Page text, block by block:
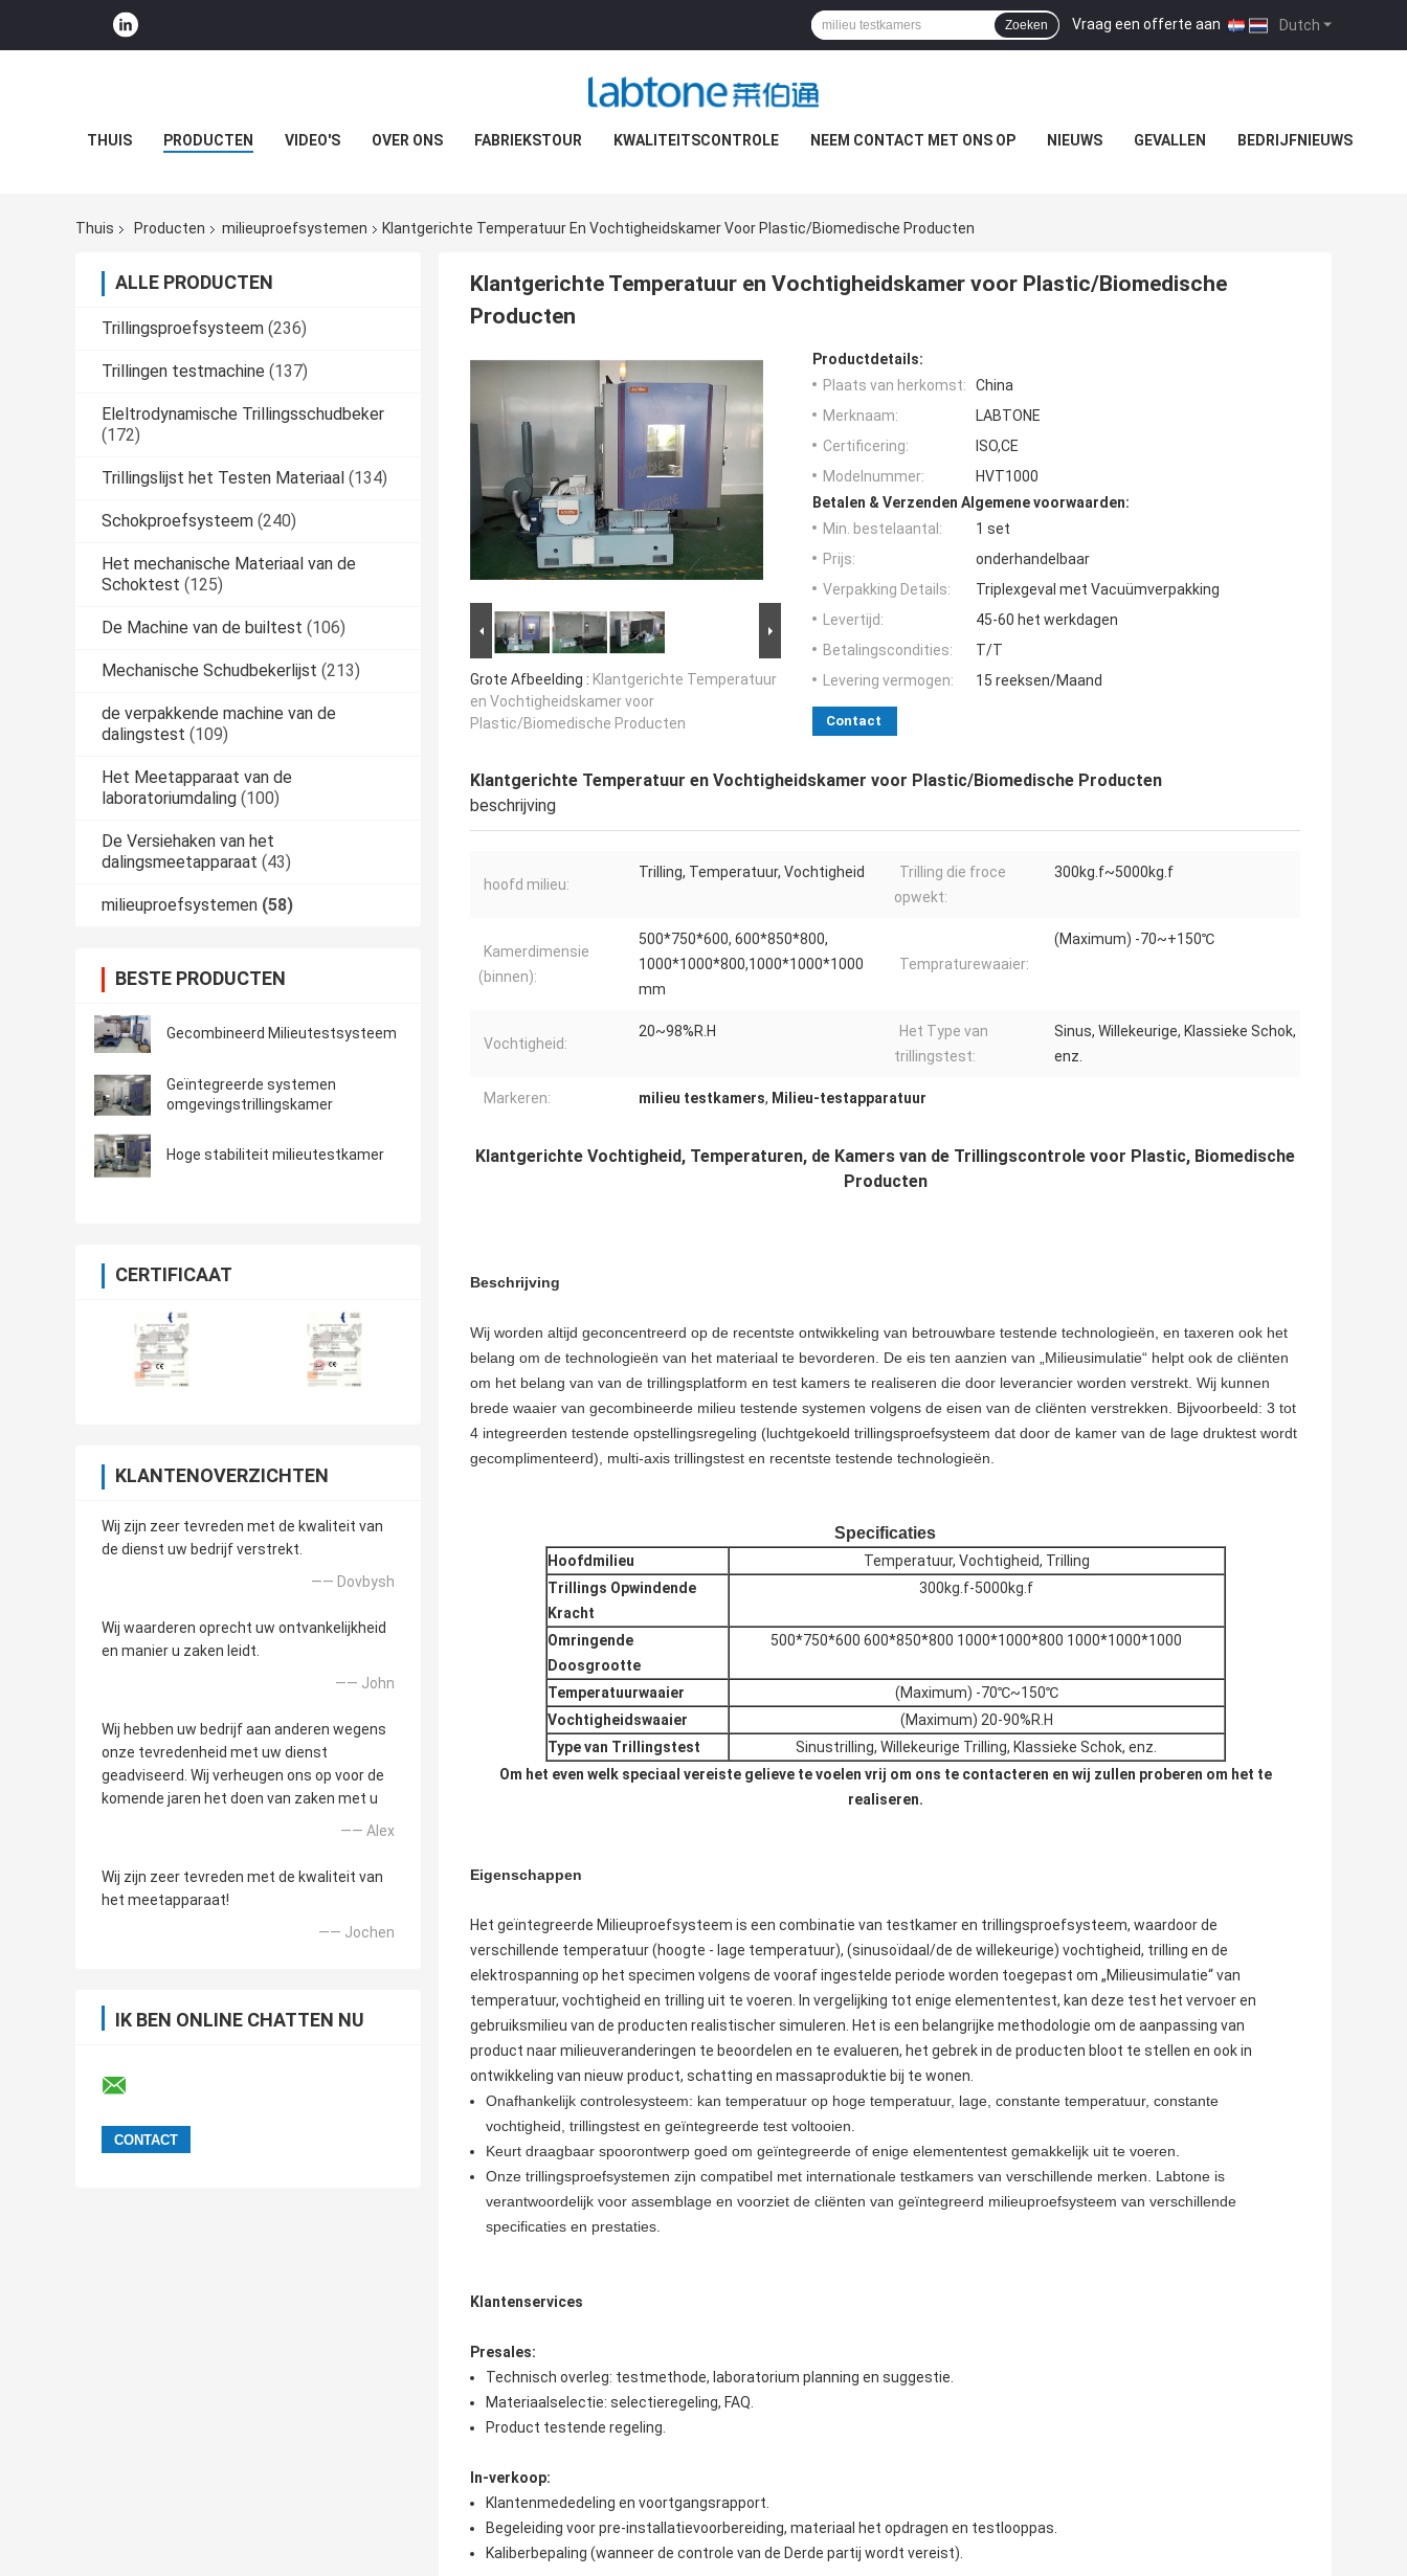
Dutch
Vraag een offerte aan |
Zoeken
THUIS PRODUCTEN VIDEO'S OVER ONS FABRIEKSTOUR KWALITEITSCONTROLE NEEM CONTACT MET ONS OP NIEUWS GEVALLEN BEDRIJFNIEUWS
Thuis Producten milieuproefsystemen Klantgerichte Temperatuur En Vochtigheidskamer Voor Plastic/Biomedische Producten
ALLE PRODUCTEN
Trillingsproefsysteem (236)
Trillingen testmachine (137)
Eleltrodynamische Trillingsschudbeker
(172)
Trillingslijst het Testen Materiaal (134)
Schokproefsysteem (240)
Het mechanische Materiaal van de
Schoktest (125)
De Machine van de builtest (106)
Mechanische Schudbekerlijst (213)
de verpakkende machine van de
dalingstest (109)
Het Meetapparaat van de
laboratoriumdaling (100)
De Versiehaken van het
dalingsmeetapparaat (43)
milieuproefsystemen (58)
BESTE PRODUCTEN
Gecombineerd Milieutestsysteem
Geïntegreerde systemen
omgevingstrillingskamer
Hoge stabiliteit milieutestkamer
CERTIFICAAT
KLANTENOVERZICHTEN
Wij zijn zeer tevreden met de kwaliteit van
de dienst uw bedrijf verstrekt.
—— Dovbysh
Wij waarderen oprecht uw ontvankelijkheid
en manier u zaken leidt.
—— John
Wij hebben uw bedrijf aan anderen wegens
onze tevredenheid met uw dienst
geadviseerd. Wij verheugen ons op voor de
komende jaren het doen van zaken met u
—— Alex
Wij zijn zeer tevreden met de kwaliteit van
het meetapparaat!
—— Jochen
IK BEN ONLINE CHATTEN NU
Klantgerichte Temperatuur en Vochtigheidskamer voor Plastic/Biomedische
Producten
Grote Afbeelding : Klantgerichte Temperatuur
en Vochtigheidskamer voor
Plastic/Biomedische Producten
Productdetails:
Plaats van herkomst:
China
Merknaam:
LABTONE
Certificering:
ISO,CE
Modelnummer:
HVT1000
Betalen & Verzenden Algemene voorwaarden:
Min. bestelaantal:
1 set
Prijs:
onderhandelbaar
Verpakking Details:
Triplexgeval met Vacuümverpakking
Levertijd:
45-60 het werkdagen
Betalingscondities:
T/T
Levering vermogen:
15 reeksen/Maand
Contact
Klantgerichte Temperatuur en Vochtigheidskamer voor Plastic/Biomedische Producten
beschrijving
hoofd milieu:
Trilling, Temperatuur, Vochtigheid
Trilling die froce
opwekt:
300kg.f~5000kg.f
Kamerdimensie
(binnen):
500*750*600, 600*850*800,
1000*1000*800,1000*1000*1000
mm
Tempraturewaaier:
(Maximum) -70~+150℃
Vochtigheid:
20~98%R.H
Het Type van
trillingstest:
Sinus, Willekeurige, Klassieke Schok,
enz.
Markeren: milieu testkamers, Milieu-testapparatuur
Klantgerichte Vochtigheid, Temperaturen, de Kamers van de Trillingscontrole voor Plastic, Biomedische
Producten
Beschrijving
Wij worden altijd geconcentreerd op de recentste ontwikkeling van betrouwbare testende technologieën, en taxeren ook het
belang om de technologieën van het materiaal te bevorderen. De eis ten aanzien van „Milieusimulatie“ helpt ook de cliënten
om het belang van van de trillingsplatform en test kamers te realiseren die door leverancier worden verstrekt. Wij kunnen
brede waaier van gecombineerde milieu testende systemen volgens de eisen van de cliënten verstrekken. Bijvoorbeeld: 3 tot
4 integreerden testende opstellingsregeling (luchtgekoeld trillingsproefsysteem dat door de kamer van de lage druktest wordt
gecomplimenteerd), multi-axis trillingstest en recentste testende technologieën.
Specificaties
Hoofdmilieu
Temperatuur, Vochtigheid, Trilling
Trillings Opwindende
Kracht
300kg.f-5000kg.f
Omringende
Doosgrootte
500*750*600 600*850*800 1000*1000*800 1000*1000*1000
Temperatuurwaaier
(Maximum) -70℃~150℃
Vochtigheidswaaier
(Maximum) 20-90%R.H
Type van Trillingstest
Sinustrilling, Willekeurige Trilling, Klassieke Schok, enz.
Om het even welk speciaal vereiste gelieve te voelen vrij om ons te contacteren en wij zullen proberen om het te
realiseren.
Eigenschappen
Het geïntegreerde Milieuproefsysteem is een combinatie van testkamer en trillingsproefsysteem, waardoor de
verschillende temperatuur (hoogte - lage temperatuur), (sinusoïdaal/de de willekeurige) vochtigheid, trilling en de
elektrospanning op het specimen volgens de vooraf ingestelde periode worden toegepast om „Milieusimulatie“ van
temperatuur, vochtigheid en trilling uit te voeren. In vergelijking tot enige elemententest, kan deze test het vervoer en
gebruiksmilieu van de producten realistischer simuleren. Het is een belangrijke methodologie om de aanpassing van
product naar milieuveranderingen te beoordelen en te evalueren, het gebrek in de producten bloot te stellen en ook in
ontwikkeling van nieuw product, schatting en massaproduktie bij te wonen.
Onafhankelijk controlesysteem: kan temperatuur op hoge temperatuur, lage, constante temperatuur, constante
vochtigheid, trillingstest en geïntegreerde test voltooien.
Keurt draagbaar spoorontwerp goed om geïntegreerde of enige elemententest gemakkelijk uit te voeren.
Onze trillingsproefsystemen zijn compatibel met internationale testkamers van verschillende merken. Labtone is
verantwoordelijk voor assemblage en voorziet de cliënten van geïntegreerd milieuproefsysteem van verschillende
specificaties en prestaties.
Klantenservices
Presales:
Technisch overleg: testmethode, laboratorium planning en suggestie.
Materiaalselectie: selectieregeling, FAQ.
Product testende regeling.
In-verkoop:
Klantenmededeling en voortgangsrapport.
Begeleiding voor pre-installatievoorbereiding, materiaal het opdragen en testlooppas.
Kaliberbepaling (wanneer de controle van de Derde partij wordt vereist).